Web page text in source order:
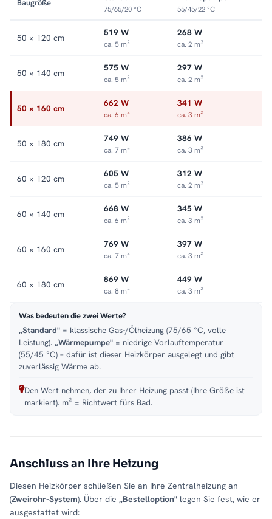
Baugröße
75/65/20 °C 55/45/22 °C
50 × 120 cm 519 W
ca. 5 m²
268 W
ca. 2 m²
50 × 140 cm 575 W
ca. 5 m²
297 W
ca. 2 m²
50 × 160 cm 662 W
ca. 6 m²
341 W
ca. 3 m²
50 × 180 cm 749 W
ca. 7 m²
386 W
ca. 3 m²
60 × 120 cm 605 W
ca. 5 m²
312 W
ca. 2 m²
60 × 140 cm 668 W
ca. 6 m²
345 W
ca. 3 m²
60 × 160 cm 769 W
ca. 7 m²
397 W
ca. 3 m²
60 × 180 cm 869 W
ca. 8 m²
449 W
ca. 3 m²
Was bedeuten die zwei Werte?
„Standard" = klassische Gas-/Ölheizung (75/65 °C, volle
Leistung). „Wärmepumpe" = niedrige Vorlauftemperatur
(55/45 °C) – dafür ist dieser Heizkörper ausgelegt und gibt
zuverlässig Wärme ab.
Den Wert nehmen, der zu Ihrer Heizung passt (Ihre Größe ist
markiert). m² = Richtwert fürs Bad.
Anschluss an Ihre Heizung
Diesen Heizkörper schließen Sie an Ihre Zentralheizung an
(Zweirohr-System). Über die „Bestelloption" legen Sie fest, wie er
ausgestattet wird: